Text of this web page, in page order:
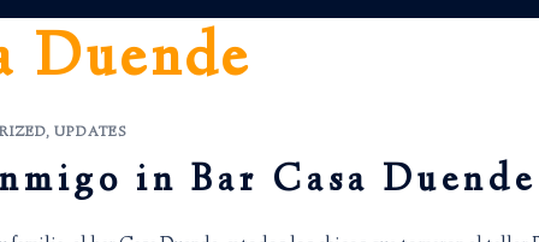
Duende
, UPDATES
in Bar Casa Duende